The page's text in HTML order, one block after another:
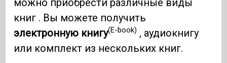
можно приобрести различные виды
книг . Вы можете получить
электронную книгу(E-book) , аудиокнигу
или комплект из нескольких книг.